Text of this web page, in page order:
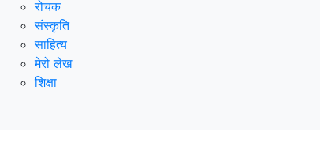
रोचक
संस्कृति
साहित्य
मेरो लेख
शिक्षा